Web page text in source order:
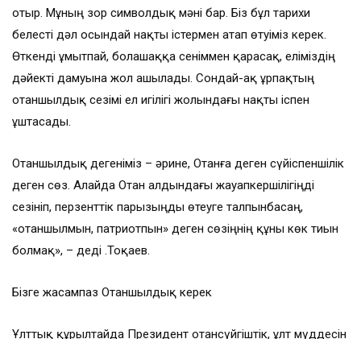
отыр. Мұның зор символдық мәні бар. Біз бұл тарихи
белесті дәл осындай нақты істермен атап өтуіміз керек.
Өткенді ұмытпай, болашаққа сеніммен қарасақ, еліміздің
дәйекті дамуына жол ашылады. Сондай-ақ ұрпақтың
отаншылдық сезімі ел игілігі жолындағы нақты іспен
ұштасады.
Отаншылдық дегеніміз – әрине, Отанға деген сүйіспеншілік
деген сөз. Алайда Отан алдындағы жауапкершілігіңді
сезініп, перзенттік парызыңды өтеуге талпынбасаң,
«отаншылмын, патриотпын» деген сөзіңнің құны көк тиын
болмақ», – деді Қ.Тоқаев.
Бізге жасампаз Отаншылдық керек
Ұлттық құрылтайда Президент отансүйгіштік, ұлт мүддесін